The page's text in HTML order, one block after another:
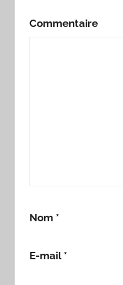
Commentaire
Nom *
E-mail *